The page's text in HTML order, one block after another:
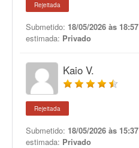
Rejeitada
Submetido: 18/05/2026 às 18:57
estimada: Privado
Kaio V.
Rejeitada
Submetido: 18/05/2026 às 15:37
estimada: Privado